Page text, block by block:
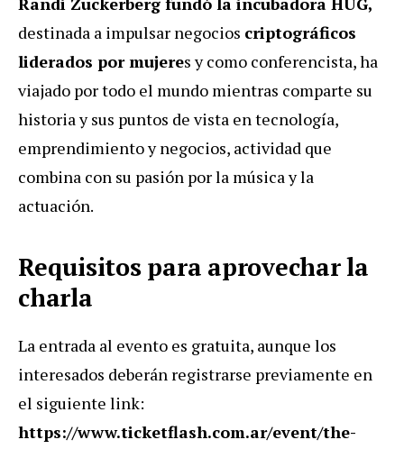
destinada a impulsar negocios criptográficos
liderados por mujeres y como conferencista, ha
viajado por todo el mundo mientras comparte su
historia y sus puntos de vista en tecnología,
emprendimiento y negocios, actividad que
combina con su pasión por la música y la
actuación.
Requisitos para aprovechar la
charla
La entrada al evento es gratuita, aunque los
interesados deberán registrarse previamente en
el siguiente link:
https://www.ticketflash.com.ar/event/the-